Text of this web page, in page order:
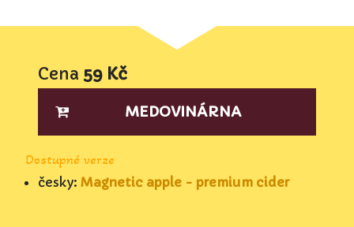
Cena 59 Kč
MEDOVINÁRNA
Dostupné verze
česky: Magnetic apple - premium cider